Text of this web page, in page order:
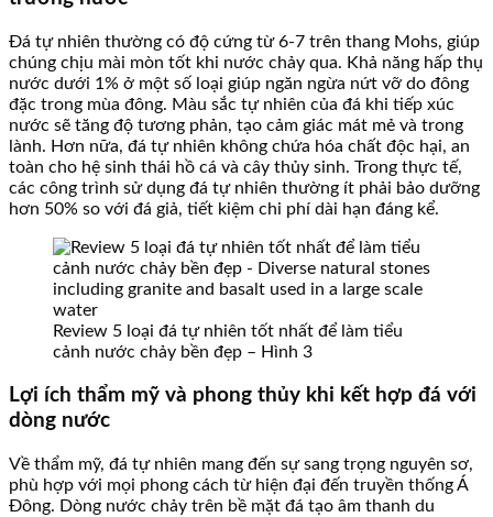
Đá tự nhiên thường có độ cứng từ 6-7 trên thang Mohs, giúp
chúng chịu mài mòn tốt khi nước chảy qua. Khả năng hấp thụ
nước dưới 1% ở một số loại giúp ngăn ngừa nứt vỡ do đông
đặc trong mùa đông. Màu sắc tự nhiên của đá khi tiếp xúc
nước sẽ tăng độ tương phản, tạo cảm giác mát mẻ và trong
lành. Hơn nữa, đá tự nhiên không chứa hóa chất độc hại, an
toàn cho hệ sinh thái hồ cá và cây thủy sinh. Trong thực tế,
các công trình sử dụng đá tự nhiên thường ít phải bảo dưỡng
hơn 50% so với đá giả, tiết kiệm chi phí dài hạn đáng kể.
Review 5 loại đá tự nhiên tốt nhất để làm tiểu
cảnh nước chảy bền đẹp – Hình 3
Lợi ích thẩm mỹ và phong thủy khi kết hợp đá với
dòng nước
Về thẩm mỹ, đá tự nhiên mang đến sự sang trọng nguyên sơ,
phù hợp với mọi phong cách từ hiện đại đến truyền thống Á
Đông. Dòng nước chảy trên bề mặt đá tạo âm thanh du